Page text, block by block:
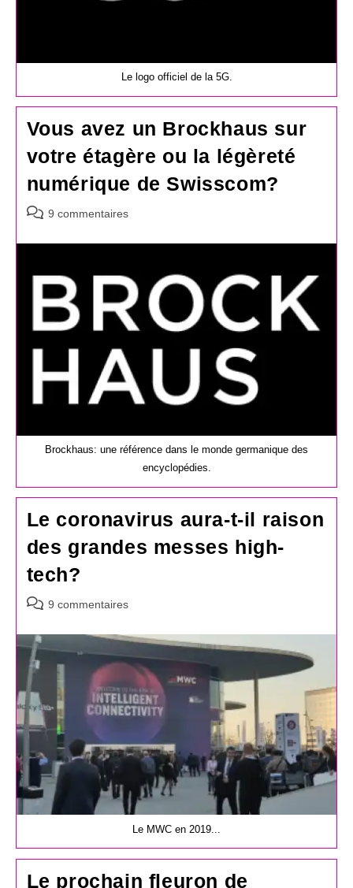
Le logo officiel de la 5G.
Vous avez un Brockhaus sur
votre étagère ou la légèreté
numérique de Swisscom?
Commentaires
la
9 commentaires
Brockhaus: une référence dans le monde germanique des
encyclopédies.
Le coronavirus aura-t-il raison
des grandes messes high-
tech?
Commentaires
la
publication :
9 commentaires
Le MWC en 2019...
Le prochain fleuron de